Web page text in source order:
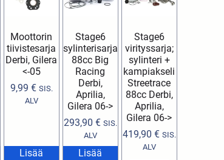
Moottorin
tiivistesarja
Derbi, Gilera
<-05
9,99 € SIS.
ALV
Lisää
Stage6
sylinterisarja
88cc Big
Racing
Derbi,
Aprilia,
Gilera 06->
293,90 € SIS.
ALV
Lisää
Stage6
virityssarja;
sylinteri +
kampiakseli
Streetrace
88cc Derbi,
Aprilia,
Gilera 06->
419,90 € SIS.
ALV